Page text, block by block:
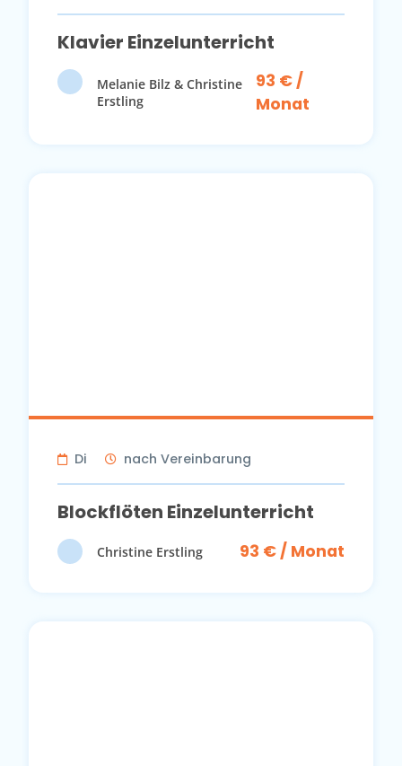
Klavier Einzelunterricht
Melanie Bilz & Christine
Erstling
93 € /
Monat
Di nach Vereinbarung
Blockflöten Einzelunterricht
Christine Erstling 93 € / Monat